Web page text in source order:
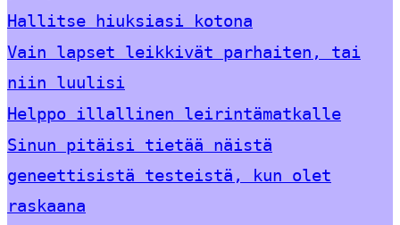
Hallitse hiuksiasi kotona
Vain lapset leikkivät parhaiten, tai
niin luulisi
Helppo illallinen leirintämatkalle
Sinun pitäisi tietää näistä
geneettisistä testeistä, kun olet
raskaana